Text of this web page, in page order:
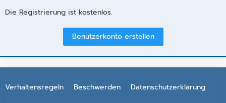
Die Registrierung ist kostenlos.
Benutzerkonto erstellen
Verhaltensregeln Beschwerden
Datenschutzerklärung